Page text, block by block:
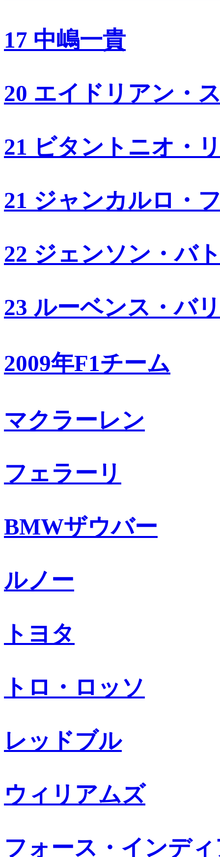
17 中嶋一貴
20 エイドリアン・
21 ビタントニオ・
21 ジャンカルロ・
22 ジェンソン・バ
23 ルーベンス・バ
2009年F1チーム
マクラーレン
フェラーリ
BMWザウバー
ルノー
トヨタ
トロ・ロッソ
レッドブル
ウィリアムズ
フォース・インデ